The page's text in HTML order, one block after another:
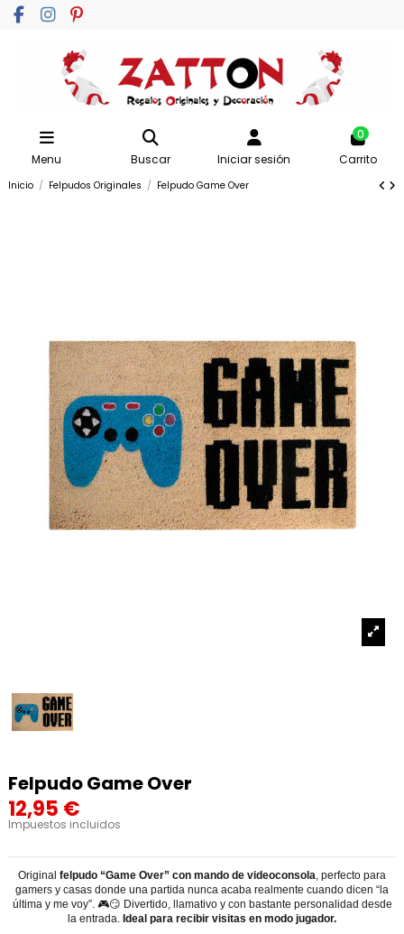
Menu Buscar Iniciar sesión
0
Carrito
Inicio Felpudos Originales Felpudo Game Over
Felpudo Game Over
12,95 €
Impuestos incluidos
Original felpudo “Game Over” con mando de videoconsola, perfecto para
gamers y casas donde una partida nunca acaba realmente cuando dicen “la
última y me voy”. 🎮😏 Divertido, llamativo y con bastante personalidad desde
la entrada. Ideal para recibir visitas en modo jugador.